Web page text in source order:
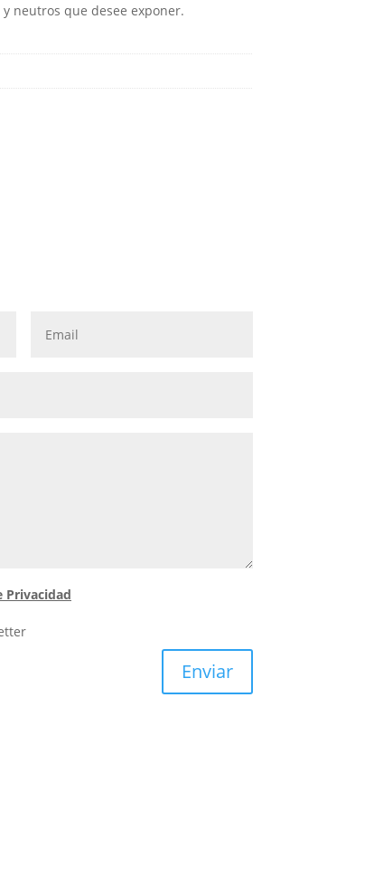
neutros que desee exponer.
Privacidad
Enviar